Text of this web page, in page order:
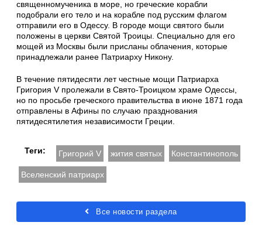
священномученика в море, но греческие корабли
подобрали его тело и на корабле под русским флагом
отправили его в Одессу. В городе мощи святого были
положены в церкви Святой Троицы. Специально для его
мощей из Москвы были присланы облачения, которые
принадлежали ранее Патриарху Никону.
В течение пятидесяти лет честные мощи Патриарха
Григория V пролежали в Свято-Троицком храме Одессы,
но по просьбе греческого правительства в июне 1871 года
отправлены в Афины по случаю празднования
пятидесятилетия независимости Греции.
Теги: Григорий V жития святых Константинополь
Вселенский патриарх
Все новости раздела